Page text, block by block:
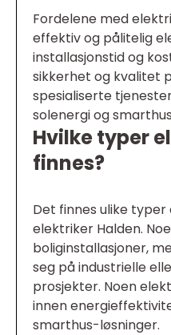
Fordelene med
effektiv og pålitelig
installasjonstid og
sikkerhet og kvalitet
spesialiserte
solenergi og
Hvilke typer
finnes?
Det finnes ulike
elektriker Halden.
boliginstallasjoner,
seg på industrielle
prosjekter. Noen
innen
smarthus-løsninger.